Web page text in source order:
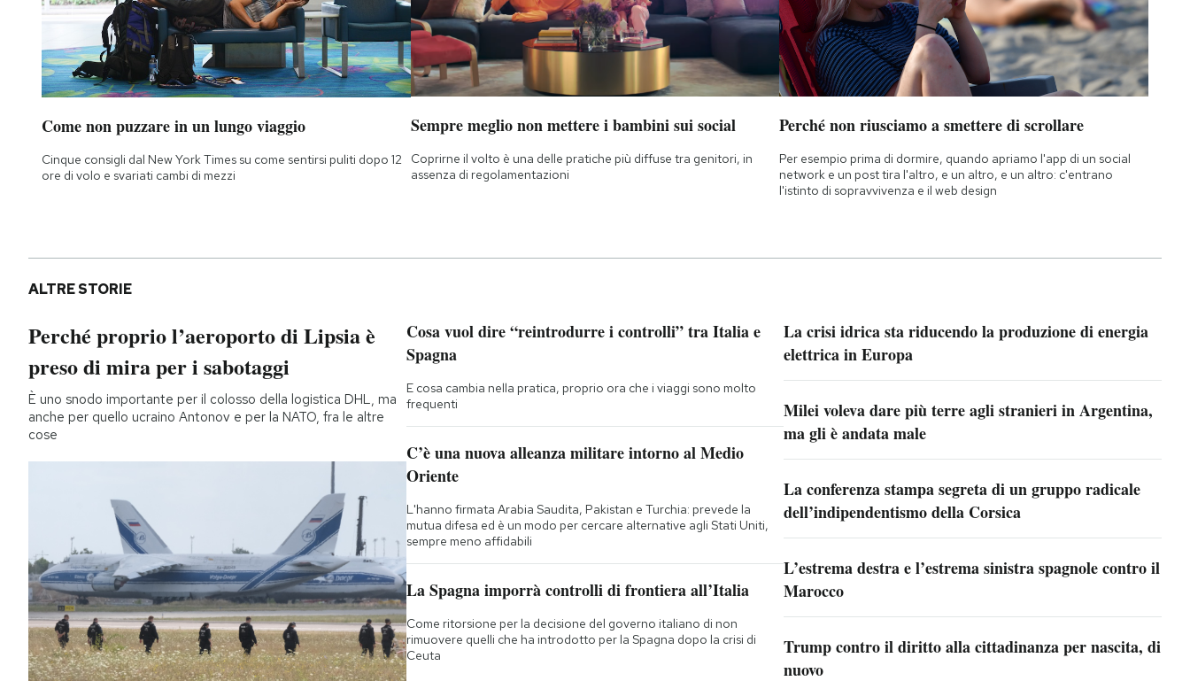
Come non puzzare in un lungo viaggio
Cinque consigli dal New York Times su come sentirsi puliti dopo 12
ore di volo e svariati cambi di mezzi
Sempre meglio non mettere i bambini sui social
Coprirne il volto è una delle pratiche più diffuse tra genitori, in
assenza di regolamentazioni
Perché non riusciamo a smettere di scrollare
Per esempio prima di dormire, quando apriamo l'app di un social
network e un post tira l'altro, e un altro, e un altro: c'entrano
l'istinto di sopravvivenza e il web design
ALTRE STORIE
Perché proprio l’aeroporto di Lipsia è
preso di mira per i sabotaggi
È uno snodo importante per il colosso della logistica DHL, ma
anche per quello ucraino Antonov e per la NATO, fra le altre
cose
Cosa vuol dire “reintrodurre i controlli” tra Italia e
Spagna
E cosa cambia nella pratica, proprio ora che i viaggi sono molto
frequenti
C’è una nuova alleanza militare intorno al Medio
Oriente
L'hanno firmata Arabia Saudita, Pakistan e Turchia: prevede la
mutua difesa ed è un modo per cercare alternative agli Stati Uniti,
sempre meno affidabili
La Spagna imporrà controlli di frontiera all’Italia
Come ritorsione per la decisione del governo italiano di non
rimuovere quelli che ha introdotto per la Spagna dopo la crisi di
Ceuta
La crisi idrica sta riducendo la produzione di energia
elettrica in Europa
Milei voleva dare più terre agli stranieri in Argentina,
ma gli è andata male
La conferenza stampa segreta di un gruppo radicale
dell’indipendentismo della Corsica
L’estrema destra e l’estrema sinistra spagnole contro il
Marocco
Trump contro il diritto alla cittadinanza per nascita, di
nuovo